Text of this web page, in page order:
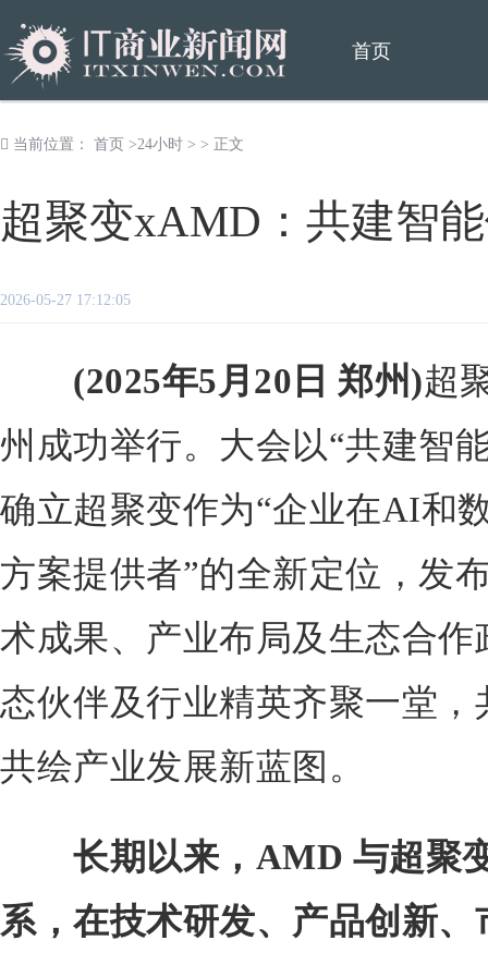
首页
当前位置： 首页 >24小时 > > 正文
超聚变xAMD：共建智
2026-05-27 17:12:05
(2025年5月20日 郑州)超
州成功举行。大会以“共建智
确立超聚变作为“企业在AI和
方案提供者”的全新定位，发
术成果、产业布局及生态合
态伙伴及行业精英齐聚一堂
共绘产业发展新蓝图。
长期以来，AMD 与超聚
系，在技术研发、产品创新